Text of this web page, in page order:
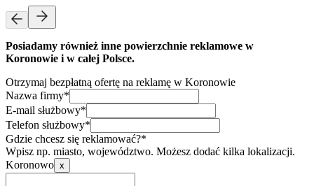
Posiadamy również inne powierzchnie reklamowe w
Koronowie i w całej Polsce.
Otrzymaj bezpłatną ofertę na reklamę w Koronowie
Nazwa firmy*
E-mail służbowy*
Telefon służbowy*
Gdzie chcesz się reklamować?*
Wpisz np. miasto, województwo. Możesz dodać kilka lokalizacji.
Koronowo x